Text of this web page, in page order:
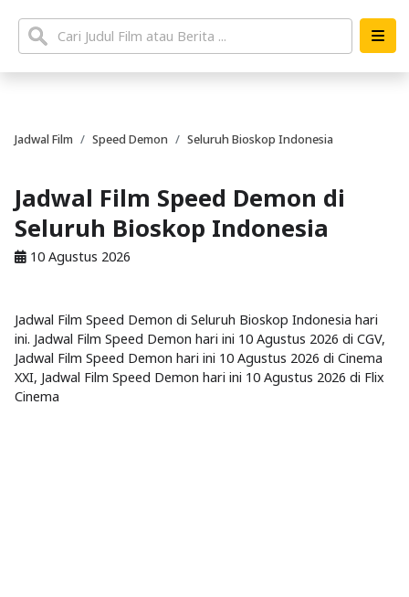
Jadwal Film Speed Demon Seluruh Bioskop Indonesia
Jadwal Film Speed Demon di
Seluruh Bioskop Indonesia
10 Agustus 2026
Jadwal Film Speed Demon di Seluruh Bioskop Indonesia hari
ini. Jadwal Film Speed Demon hari ini 10 Agustus 2026 di CGV,
Jadwal Film Speed Demon hari ini 10 Agustus 2026 di Cinema
XXI, Jadwal Film Speed Demon hari ini 10 Agustus 2026 di Flix
Cinema